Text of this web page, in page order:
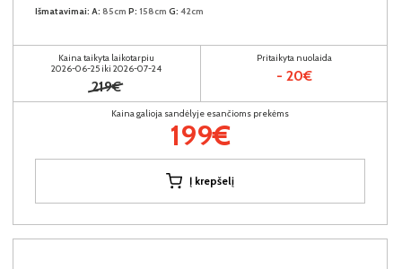
Išmatavimai: A: 85cm P: 158cm G: 42cm
Kaina taikyta laikotarpiu
2026-06-25 iki 2026-07-24
219€
Pritaikyta nuolaida
- 20€
Kaina galioja sandėlyje esančioms prekėms
199€
Į krepšelį